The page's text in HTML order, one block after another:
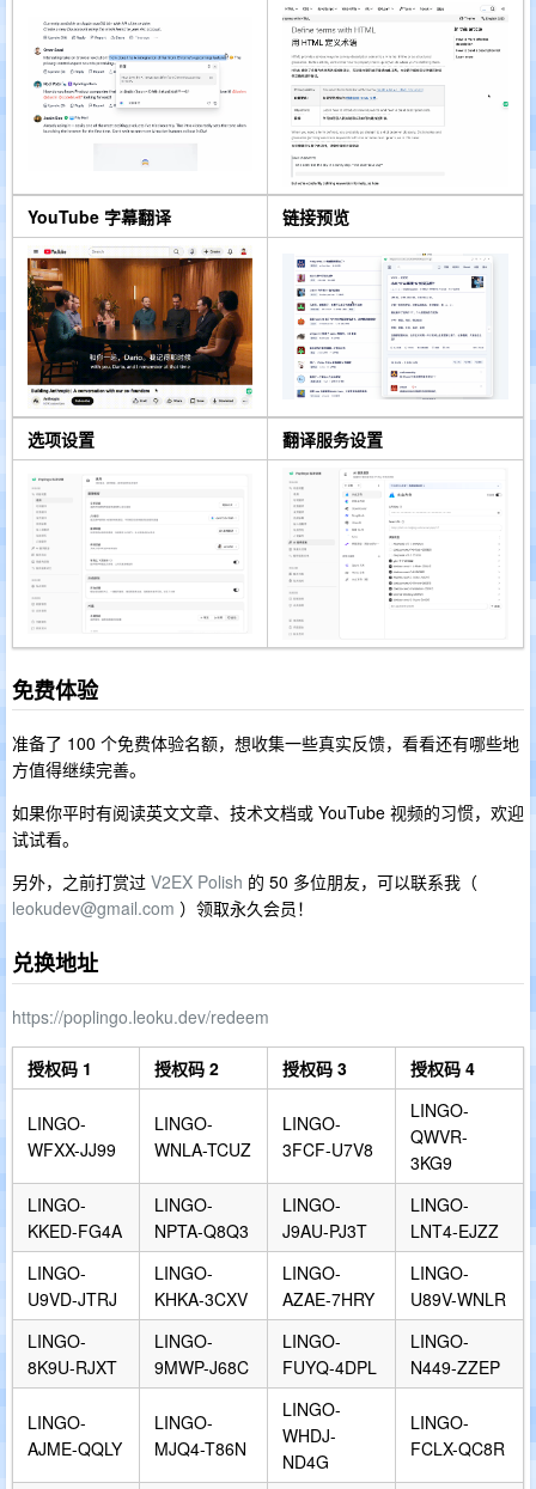
YouTube 字幕翻译 链接预览
选项设置 翻译服务设置
免费体验
准备了 100 个免费体验名额，想收集一些真实反馈，看看还有哪些地
方值得继续完善。
如果你平时有阅读英文文章、技术文档或 YouTube 视频的习惯，欢迎
试试看。
另外，之前打赏过 V2EX Polish 的 50 多位朋友，可以联系我（
leokudev@gmail.com ）领取永久会员！
兑换地址
https://poplingo.leoku.dev/redeem
授权码 1 授权码 2 授权码 3 授权码 4
LINGO-
WFXX-JJ99
LINGO-
WNLA-TCUZ
LINGO-
3FCF-U7V8
LINGO-
QWVR-
3KG9
LINGO-
KKED-FG4A
LINGO-
NPTA-Q8Q3
LINGO-
J9AU-PJ3T
LINGO-
LNT4-EJZZ
LINGO-
U9VD-JTRJ
LINGO-
KHKA-3CXV
LINGO-
AZAE-7HRY
LINGO-
U89V-WNLR
LINGO-
8K9U-RJXT
LINGO-
9MWP-J68C
LINGO-
FUYQ-4DPL
LINGO-
N449-ZZEP
LINGO-
AJME-QQLY
LINGO-
MJQ4-T86N
LINGO-
WHDJ-
ND4G
LINGO-
FCLX-QC8R